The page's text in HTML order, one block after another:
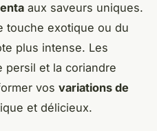
aux saveurs uniques.
touche exotique ou du
plus intense. Les
persil et la coriandre
vos variations de
et délicieux.